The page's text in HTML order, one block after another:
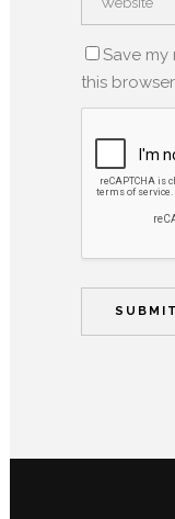
Save my
this